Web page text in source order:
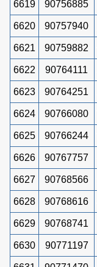
6619 90756885
6620 90757940
6621 90759882
6622 90764111
6623 90764251
6624 90766080
6625 90766244
6626 90767757
6627 90768566
6628 90768616
6629 90768741
6630 90771197